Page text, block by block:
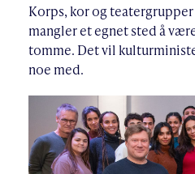
Korps, kor og
mangler et egnet sted å
tomme. Det vil
noe med.